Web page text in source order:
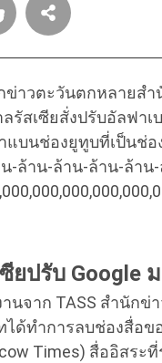
ข่าวตะวันตกหลายสำ
ลรัสเซียสั่งปรับอัลฟาเ
แบนช่องยูทูบที่เป็นช่อ
-ล้าน-ล้าน-ล้าน-ล้าน
ยปรับ Google
านจาก TASS สำนักข่
ได้ทำการลบช่องสื่อข
Times) สื่ออิสระ